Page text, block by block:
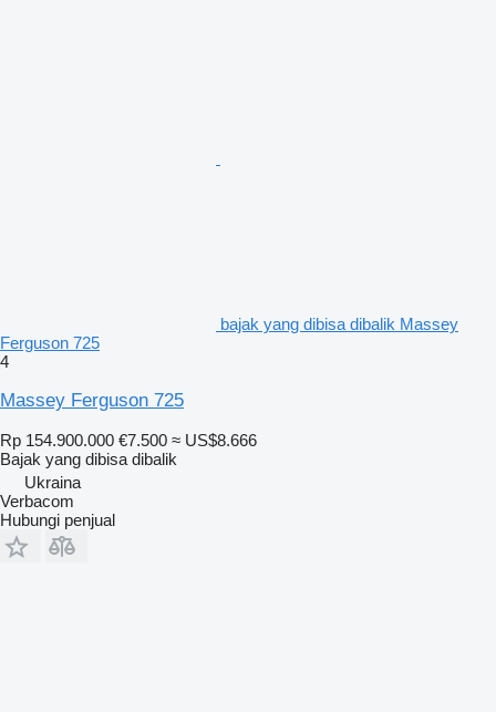
bajak yang dibisa dibalik Massey
Ferguson 725
4
Massey Ferguson 725
Rp 154.900.000 €7.500 ≈ US$8.666
Bajak yang dibisa dibalik
Ukraina
Verbacom
Hubungi penjual